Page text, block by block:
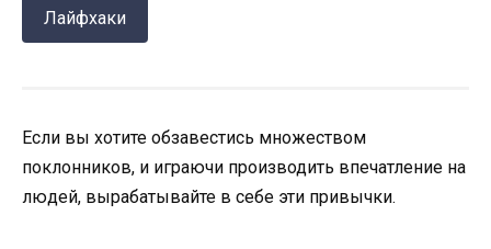
Лайфхаки
Если вы хотите обзавестись множеством
поклонников, и играючи производить впечатление на
людей, вырабатывайте в себе эти привычки.